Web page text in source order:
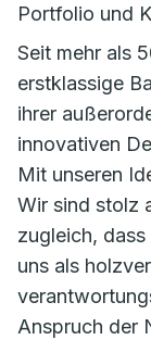
Portfolio und
Seit mehr als
erstklassige
ihrer
innovativen
Mit unseren
Wir sind stolz
zugleich,
uns als
Anspruch der